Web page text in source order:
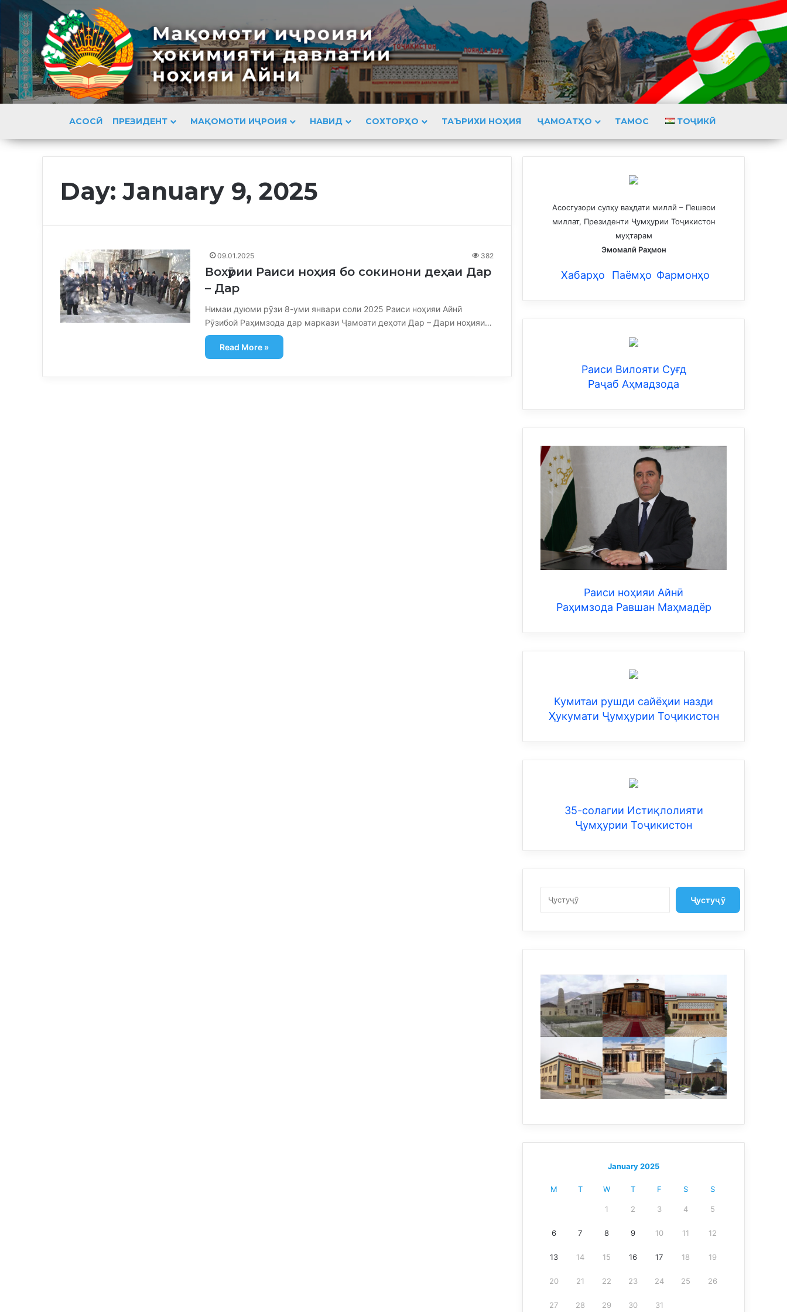
АСОСӢ ПРЕЗИДЕНТ МАҚОМОТИ ИҶРОИЯ НАВИД СОХТОРҲО ТАЪРИХИ НОҲИЯ ҶАМОАТҲО ТАМОС ТОҶИКӢ
Day:January 9, 2025
09.01.2025 382
Вохӯрии Раиси ноҳия бо сокинони деҳаи Дар
– Дар
Нимаи дуюми рӯзи 8-уми январи соли 2025 Раиси ноҳияи Айнӣ
Рӯзибой Раҳимзода дар маркази Ҷамоати деҳоти Дар – Дари ноҳияи…
Read More »
Асосгузори сулҳу ваҳдати миллӣ – Пешвои
миллат, Президенти Ҷумҳурии Тоҷикистон
муҳтарам
Эмомалӣ Раҳмон
Хабарҳо Паёмҳо Фармонҳо
Раиси Вилояти Суғд
Раҷаб Аҳмадзода
Раиси ноҳияи Айнӣ
Раҳимзода Равшан Маҳмадёр
Кумитаи рушди сайёҳии назди
Ҳукумати Ҷумҳурии Тоҷикистон
35-солагии Истиқлолияти
Ҷумҳурии Тоҷикистон
Ҷустуҷӯ
January 2025
M T W T F S S
1 2 3 4 5
6 7 8 9 10 11 12
13 14 15 16 17 18 19
20 21 22 23 24 25 26
27 28 29 30
31